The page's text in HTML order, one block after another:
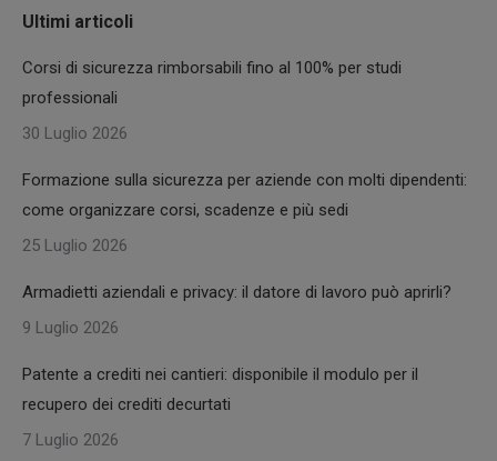
Ultimi articoli
Corsi di sicurezza rimborsabili fino al 100% per studi
professionali
30 Luglio 2026
Formazione sulla sicurezza per aziende con molti dipendenti:
come organizzare corsi, scadenze e più sedi
25 Luglio 2026
Armadietti aziendali e privacy: il datore di lavoro può aprirli?
9 Luglio 2026
Patente a crediti nei cantieri: disponibile il modulo per il
recupero dei crediti decurtati
7 Luglio 2026